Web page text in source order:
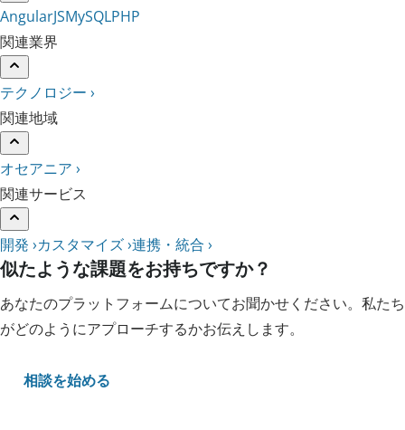
AngularJSMySQLPHP
関連業界
テクノロジー ›
関連地域
オセアニア ›
関連サービス
開発 ›カスタマイズ ›連携・統合 ›
似たような課題をお持ちですか？
あなたのプラットフォームについてお聞かせください。私たち
がどのようにアプローチするかお伝えします。
相談を始める